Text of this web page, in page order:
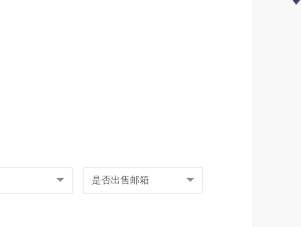
是否出售邮箱